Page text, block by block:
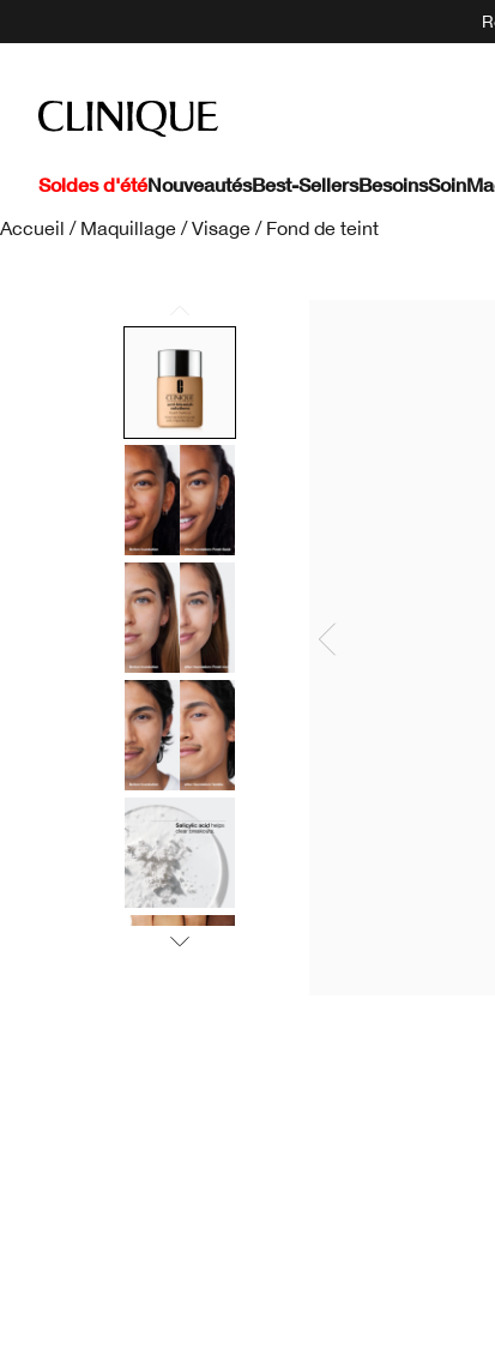
Soldes d'étéNouveautésBest-SellersBesoinsSoin
Accueil / Maquillage / Visage / Fond de teint